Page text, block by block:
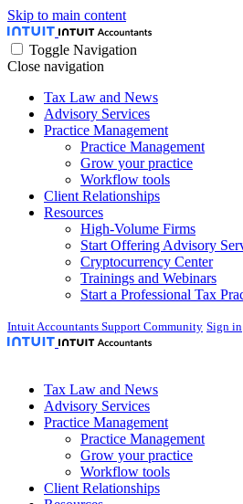
Skip to main content
Toggle Navigation
Close navigation
Tax Law and News
Advisory Services
Practice Management
Practice Management
Grow your practice
Workflow tools
Client Relationships
Resources
High-Volume Firms
Start Offering Advisory
Cryptocurrency Center
Trainings and Webinars
Start a Professional Tax
Intuit Accountants Support Community Sign in
Tax Law and News
Advisory Services
Practice Management
Practice Management
Grow your practice
Workflow tools
Client Relationships